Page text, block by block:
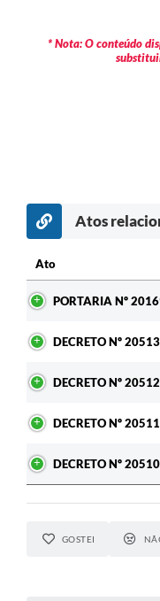
* Nota: O conteúdo
Atos
Ato
PORTARIA Nº
DECRETO Nº
DECRETO Nº
DECRETO Nº
DECRETO Nº
GOSTEI